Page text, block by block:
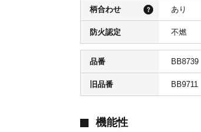
柄合わせ あり
防火認定 不燃
品番 BB8739
旧品番 BB9711
機能性